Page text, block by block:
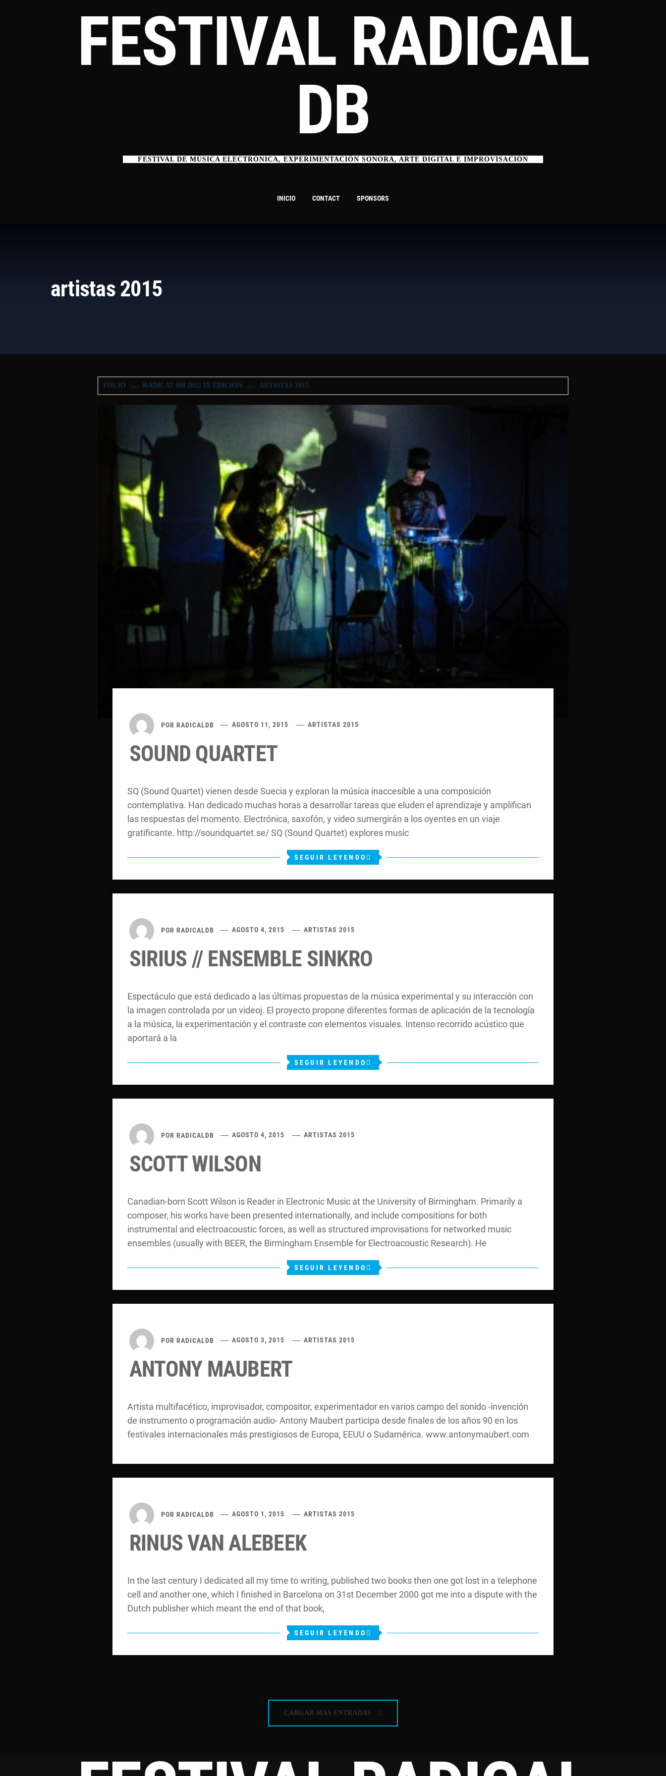
FESTIVAL RADICAL
DB
FESTIVAL DE MÚSICA ELECTRÓNICA, EXPERIMENTACIÓN SONORA, ARTE DIGITAL E IMPROVISACIÓN
INICIO CONTACT SPONSORS
artistas 2015
INICIO RADICAL DB 2022 IX EDICIÓN ARTISTAS 2015
POR RADICALDB AGOSTO 11, 2015 ARTISTAS 2015
SOUND QUARTET
SQ (Sound Quartet) vienen desde Suecia y exploran la música inaccesible a una composición
contemplativa. Han dedicado muchas horas a desarrollar tareas que eluden el aprendizaje y amplifican
las respuestas del momento. Electrónica, saxofón, y video sumergirán a los oyentes en un viaje
gratificante. http://soundquartet.se/ SQ (Sound Quartet) explores music
SEGUIR LEYENDO
POR RADICALDB AGOSTO 4, 2015 ARTISTAS 2015
SIRIUS // ENSEMBLE SINKRO
Espectáculo que está dedicado a las últimas propuestas de la música experimental y su interacción con
la imagen controlada por un videoj. El proyecto propone diferentes formas de aplicación de la tecnología
a la música, la experimentación y el contraste con elementos visuales. Intenso recorrido acústico que
aportará a la
SEGUIR LEYENDO
POR RADICALDB AGOSTO 4, 2015 ARTISTAS 2015
SCOTT WILSON
Canadian-born Scott Wilson is Reader in Electronic Music at the University of Birmingham. Primarily a
composer, his works have been presented internationally, and include compositions for both
instrumental and electroacoustic forces, as well as structured improvisations for networked music
ensembles (usually with BEER, the Birmingham Ensemble for Electroacoustic Research). He
SEGUIR LEYENDO
POR RADICALDB AGOSTO 3, 2015 ARTISTAS 2015
ANTONY MAUBERT
Artista multifacético, improvisador, compositor, experimentador en varios campo del sonido -invención
de instrumento o programación audio- Antony Maubert participa desde finales de los años 90 en los
festivales internacionales más prestigiosos de Europa, EEUU o Sudamérica. www.antonymaubert.com
POR RADICALDB AGOSTO 1, 2015 ARTISTAS 2015
RINUS VAN ALEBEEK
In the last century I dedicated all my time to writing, published two books then one got lost in a telephone
cell and another one, which I finished in Barcelona on 31st December 2000 got me into a dispute with the
Dutch publisher which meant the end of that book,
SEGUIR LEYENDO
CARGAR MÁS ENTRADAS